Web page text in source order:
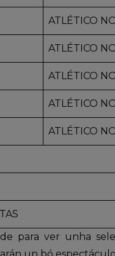
ATLÉTICO
ATLÉTICO
ATLÉTICO
ATLÉTICO
ATLÉTICO
para ver unha